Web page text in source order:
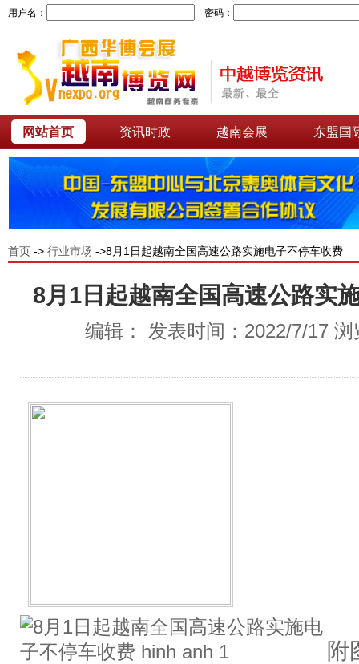
用户名： 密码：
网站首页 资讯时政 越南会展 东盟国
首页 -> 行业市场 ->8月1日起越南全国高速公路实施电子不停车收费
8月1日起越南全国高速公路实
编辑： 发表时间：2022/7/17
附